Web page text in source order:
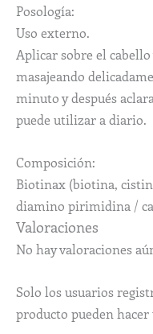
Posología:
Uso externo.
Aplicar sobre el
masajeando
minuto y después
puede utilizar a diario.
Composición:
Biotinax (biotina,
diamino pirimidina /
Valoraciones
No hay valoraciones
Solo los usuarios
producto pueden